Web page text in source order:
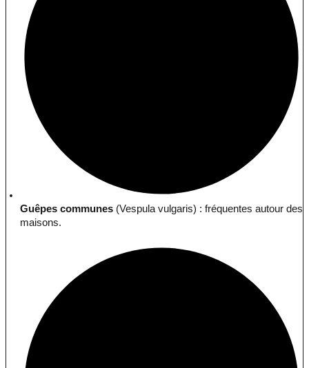
Guêpes communes (Vespula vulgaris) : fréquentes autour des
maisons.